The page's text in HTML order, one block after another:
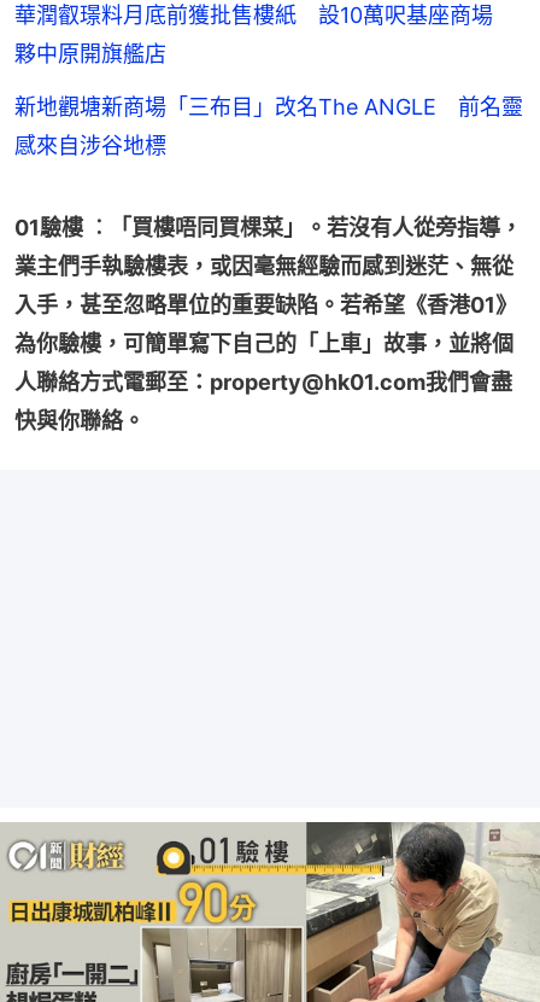
華潤叡璟料月底前獲批售樓紙 設10萬呎基座商場
夥中原開旗艦店
新地觀塘新商場「三布目」改名The ANGLE 前名靈
感來自涉谷地標
01驗樓 ︰「買樓唔同買棵菜」。若沒有人從旁指導，
業主們手執驗樓表，或因毫無經驗而感到迷茫、無從
入手，甚至忽略單位的重要缺陷。若希望《香港01》
為你驗樓，可簡單寫下自己的「上車」故事，並將個
人聯絡方式電郵至：property@hk01.com我們會盡
快與你聯絡。